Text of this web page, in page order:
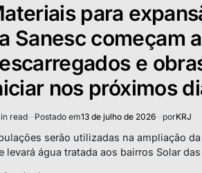
para
Sanesc começam
e
nos próximos
read Postado em13 de julho de 2026 porKRJ
serão utilizadas na ampliação
levará água tratada aos bairros Solar